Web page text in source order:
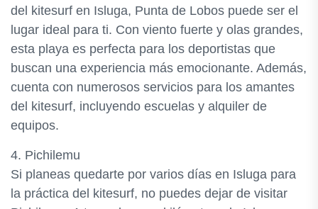
del kitesurf en Isluga, Punta de Lobos puede ser el
lugar ideal para ti. Con viento fuerte y olas grandes,
esta playa es perfecta para los deportistas que
buscan una experiencia más emocionante. Además,
cuenta con numerosos servicios para los amantes
del kitesurf, incluyendo escuelas y alquiler de
equipos.
4. Pichilemu
Si planeas quedarte por varios días en Isluga para
la práctica del kitesurf, no puedes dejar de visitar